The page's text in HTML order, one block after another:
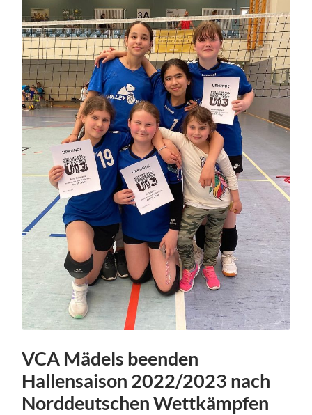
VCA Mädels beenden
Hallensaison 2022/2023 nach
Norddeutschen Wettkämpfen